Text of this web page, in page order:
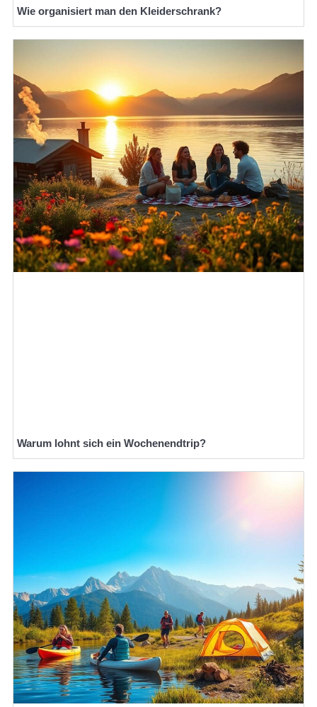
Wie organisiert man den Kleiderschrank?
Warum lohnt sich ein Wochenendtrip?